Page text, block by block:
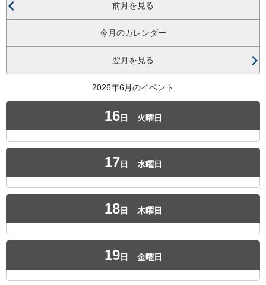
前月を見る
今月のカレンダー
翌月を見る
2026年6月のイベント
16日 火曜日
17 日 水曜日
18日 木曜日
19日 金曜日